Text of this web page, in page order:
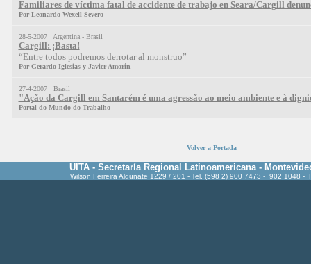
Familiares de víctima fatal de accidente de trabajo en Seara/Cargill
Por Leonardo Wexell Severo
28-5-2007 Argentina - Brasil
Cargill: ¡Basta!
“Entre todos podremos derrotar al monstruo”
Por Gerardo Iglesias y Javier Amorín
27-4-2007 Brasil
"Ação da Cargill em Santarém é uma agressão ao meio ambiente e à
Portal do Mundo do Trabalho
Volver a Portada
UITA - Secretaría Regional Latinoamericana -
Wilson Ferreira Aldunate 1229 / 201 - Tel. (598 2) 900 7473 - 902 1048 -